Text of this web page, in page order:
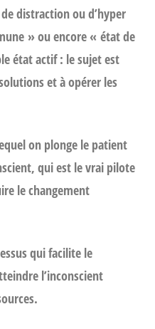
distraction ou d’hyper
» ou encore « état de
état actif: le sujet est
et à opérer les
on plonge le patient
qui est le vrai pilote
le changement
qui facilite le
l’inconscient